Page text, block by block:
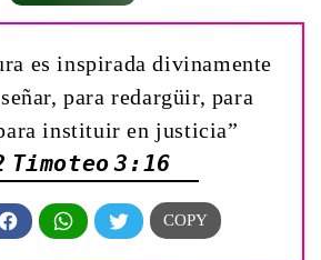
es inspirada divinamente
para redargüir, para
instituir en justicia”
Timoteo 3:16